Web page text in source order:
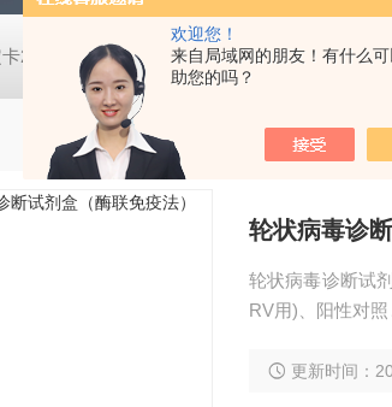
欢迎您！
来自局域网的朋友！有什么
助您的吗？
革兰氏阴性细菌鉴定卡21341,革兰氏阳性细菌鉴定卡21342,TSA胰酪大豆胨琼脂培养基,SDA沙氏葡萄糖琼脂培养基 芽胞菌鉴定卡21345,革兰氏阴性细菌鉴定卡21341,革兰氏阳性细菌鉴定卡21342,TSA胰酪大豆胨琼脂培养基,SDA沙氏葡萄糖琼脂培养基 芽胞菌鉴定卡21345,革兰氏阴性细菌鉴定卡21341,革兰氏阳性细菌鉴定卡21342,TSA胰酪大豆胨琼脂培养基,SDA沙氏葡萄糖琼脂培养基 芽胞菌鉴定卡21345,革兰氏阴性细菌鉴定卡21341,革兰氏阳性细菌鉴定卡21342,TSA胰酪大豆胨琼脂培养基,SDA沙氏葡萄糖琼脂培养基 芽胞菌鉴定卡21345,革兰氏阴性细菌鉴定卡21341,革兰氏阳性细菌鉴定卡21342,TSA胰酪大豆胨琼脂培养基,SDA沙氏葡萄糖琼脂培养基 芽胞菌鉴定卡21345,革兰氏阴性细菌鉴定卡21341,革兰氏阳性细菌鉴定卡21342,TSA胰酪大豆胨琼脂培养基,SDA沙氏葡萄糖琼脂培养基 芽胞菌鉴定卡21345,革兰氏阴性细菌鉴定卡21341,革兰氏阳性细菌鉴定卡21342,TSA胰酪大豆胨琼脂培养基,SDA沙氏葡萄糖琼脂培养基 芽胞菌鉴定卡21345,革兰氏阴性细菌鉴定卡21341,革兰氏阳性细菌鉴定卡21342,TSA胰酪大豆胨琼脂培养基,SDA沙氏葡萄糖琼脂培养基 芽胞菌鉴定卡21345,革兰氏阴性
轮状病毒诊
轮状病毒诊断试
RV用)、阳性对
品有效期：2年。
更新时间：